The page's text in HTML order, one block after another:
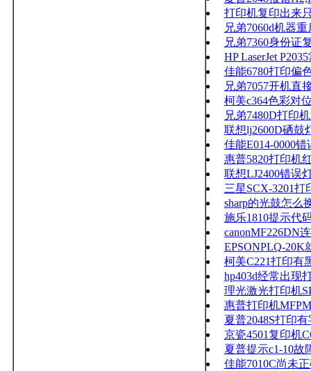
打印机复印出来
兄弟7060d机器
兄弟7360身份证
HP LaserJet
佳能6780打印偏
兄弟7057开机直
柯美c364色彩对
兄弟7480D打印
联想lj2600D硒鼓
佳能E014-0000错
惠普5820打印机
联想LJ2400错误
三星SCX-3201打
sharp的光鼓怎么
施乐1810提示代
canonMF226DN
EPSONPLQ-20K
柯美C221打印有
hp403d经常出现
理光激光打印机
惠普打印机
夏普2048S打印
京瓷4501复印机
夏普提示c1-10故
佳能7010C尚未